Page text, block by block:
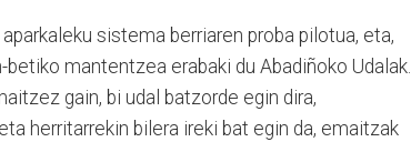
sistema berriaren proba pilotua, eta,
mantentzea erabaki du Abadiñoko Udalak.
gain, bi udal batzorde egin dira,
herritarrekin bilera ireki bat egin da, emaitzak